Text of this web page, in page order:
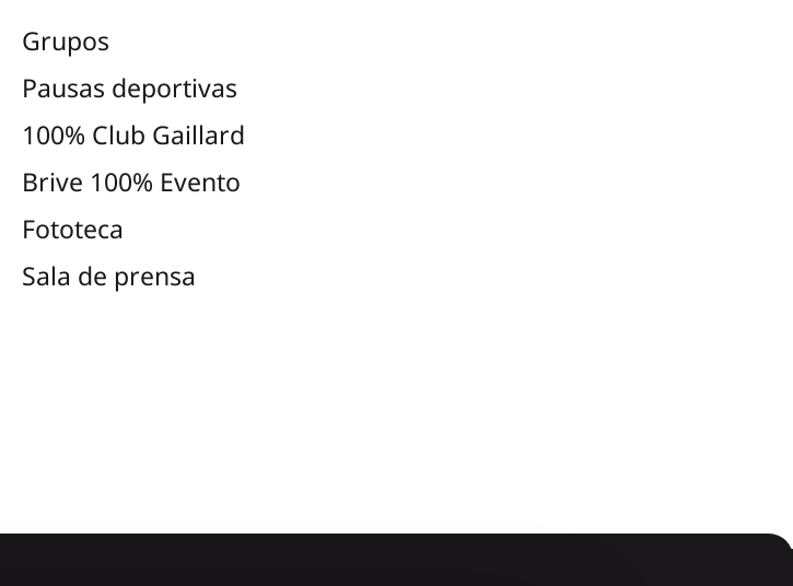
Grupos
Pausas deportivas
100% Club Gaillard
Brive 100% Evento
Fototeca
Sala de prensa